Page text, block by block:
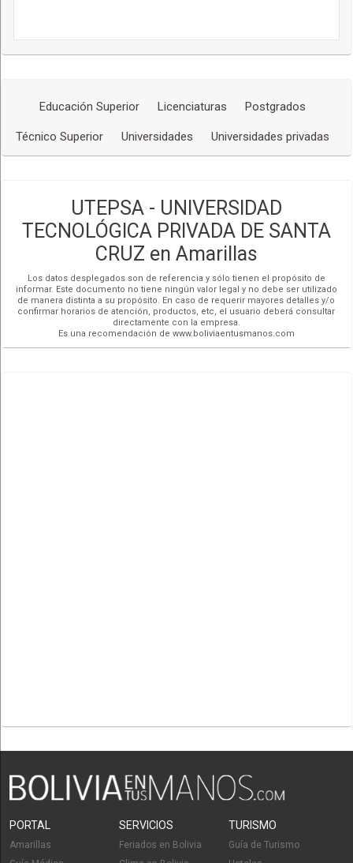
Educación Superior Licenciaturas Postgrados
Técnico Superior Universidades Universidades privadas
UTEPSA - UNIVERSIDAD
TECNOLÓGICA PRIVADA DE SANTA
CRUZ en Amarillas
Los datos desplegados son de referencia y sólo tienen el propósito de
informar. Este documento no tiene ningún valor legal y no debe ser utilizado
de manera distinta a su propósito. En caso de requerir mayores detalles y/o
confirmar horarios de atención, productos, etc, el usuario deberá consultar
directamente con la empresa.
Es una recomendación de www.boliviaentusmanos.com
PORTAL
Amarillas
SERVICIOS
Feriados en Bolivia
TURISMO
Guía de Turismo